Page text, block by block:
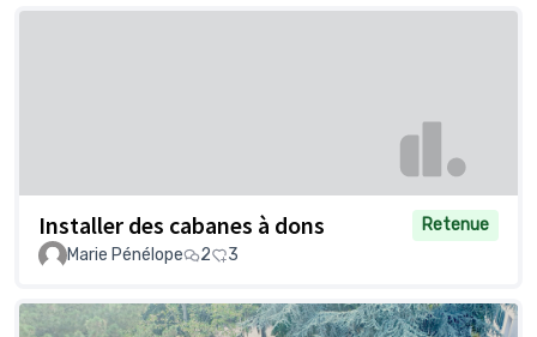
Installer des cabanes à dons
Retenue
Marie Pénélope
2 3